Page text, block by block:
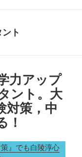
ト
力アップ
ント。大
対策，中
！
』でも白陵淳心